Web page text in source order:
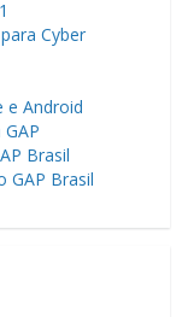
Cyber
e Android
Brasil
GAP Brasil